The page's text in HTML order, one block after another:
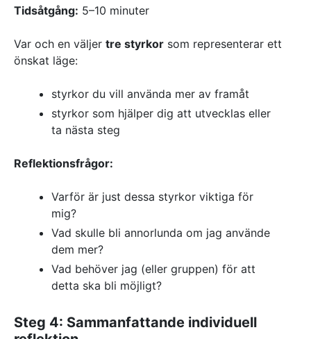
Tidsåtgång: 5–10 minuter
Var och en väljer tre styrkor som representerar ett
önskat läge:
styrkor du vill använda mer av framåt
styrkor som hjälper dig att utvecklas eller
ta nästa steg
Reflektionsfrågor:
Varför är just dessa styrkor viktiga för
mig?
Vad skulle bli annorlunda om jag använde
dem mer?
Vad behöver jag (eller gruppen) för att
detta ska bli möjligt?
Steg 4: Sammanfattande individuell